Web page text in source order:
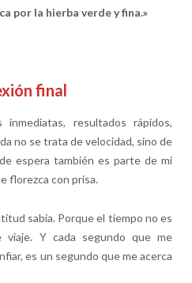
por la hierba verde y fina.»
final
resultados rápidos,
no se trata de velocidad, sino de
espera también es parte de mi
florezca con prisa.
sabia. Porque el tiempo no es
viaje. Y cada segundo que me
es un segundo que me acerca